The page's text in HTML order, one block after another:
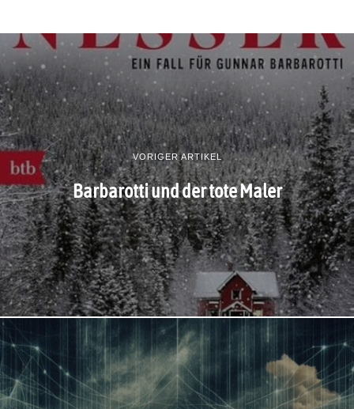
VORIGER ARTIKEL
Barbarotti und der tote Maler